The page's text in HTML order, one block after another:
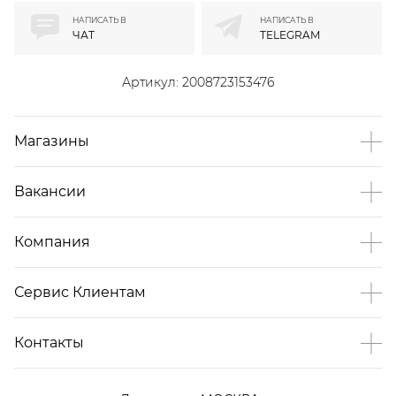
Артикул: 2008723153476
НАПИСАТЬ В
ЧАТ
НАПИСАТЬ В
TELEGRAM
Магазины
Вакансии
Компания
Сервис Клиентам
Контакты